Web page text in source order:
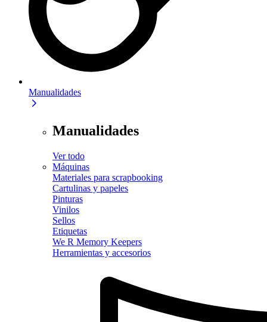
Manualidades
Manualidades
Ver todo
Máquinas
Materiales para scrapbooking
Cartulinas y papeles
Pinturas
Vinilos
Sellos
Etiquetas
We R Memory Keepers
Herramientas y accesorios